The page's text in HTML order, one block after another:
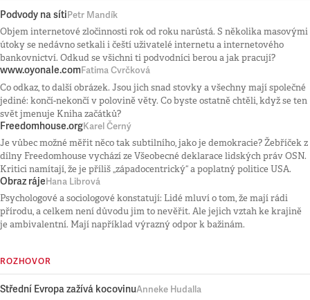
Podvody na sítiPetr Mandík
Objem internetové zločinnosti rok od roku narůstá. S několika masovými
útoky se nedávno setkali i čeští uživatelé internetu a internetového
bankovnictví. Odkud se všichni ti podvodníci berou a jak pracují?
www.oyonale.comFatima Cvrčková
Co odkaz, to další obrázek. Jsou jich snad stovky a všechny mají společné
jediné: končí-nekončí v polovině věty. Co byste ostatně chtěli, když se ten
svět jmenuje Kniha začátků?
Freedomhouse.orgKarel Černý
Je vůbec možné měřit něco tak subtilního, jako je demokracie? Žebříček z
dílny Freedomhouse vychází ze Všeobecné deklarace lidských práv OSN.
Kritici namítají, že je příliš „západocentrický“ a poplatný politice USA.
Obraz rájeHana Librová
Psychologové a sociologové konstatují: Lidé mluví o tom, že mají rádi
přírodu, a celkem není důvodu jim to nevěřit. Ale jejich vztah ke krajině
je ambivalentní. Mají například výrazný odpor k bažinám.
ROZHOVOR
Střední Evropa zažívá kocovinuAnneke Hudalla